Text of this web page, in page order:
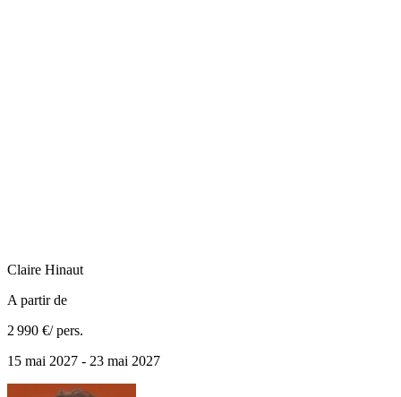
Claire Hinaut
A partir de
2 990 €/ pers.
15 mai 2027 - 23 mai 2027